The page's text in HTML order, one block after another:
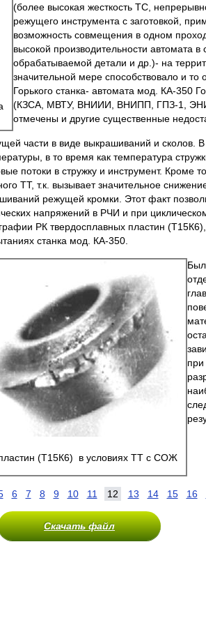
(более высокая жесткость ТС,
режущего инструмента с заготовкой,
возможность совмещения в одном
высокой произво­дительности автомата
обрабатываемой детали и др.)- на
значительной мере способствовало и
Горького станка- автомата мод. КА-350
(КЗСА, МВТУ, ВНИИИ, ВНИПП, ГПЗ-1,
отмечены и другие существенные
части в виде выкрашиваний и сколов.
в то время как температура
потоки в стружку и инструмент. Кроме
ТТ, т.к. вызывает значительное
режущей кромки. Этот факт
напряжений в РЧИ и при
РК твердосплавных пластин
станка мод. КА-350.
(Т15К6) в условиях ТТ с СОЖ
6 7 8 9 10 11 12 13 14 15 16
Скачать файл